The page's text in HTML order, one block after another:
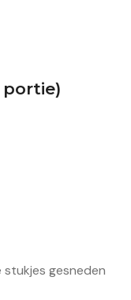
stukjes gesneden